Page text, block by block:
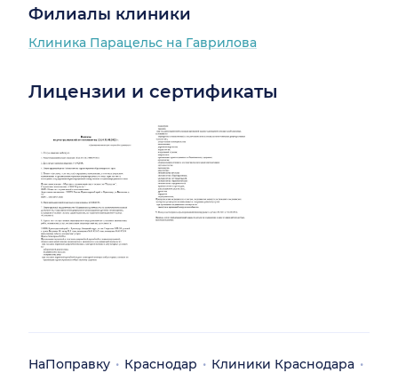
Филиалы клиники
Клиника Парацельс на Гаврилова
Лицензии и сертификаты
НаПоправку Краснодар
Клиники Краснодара